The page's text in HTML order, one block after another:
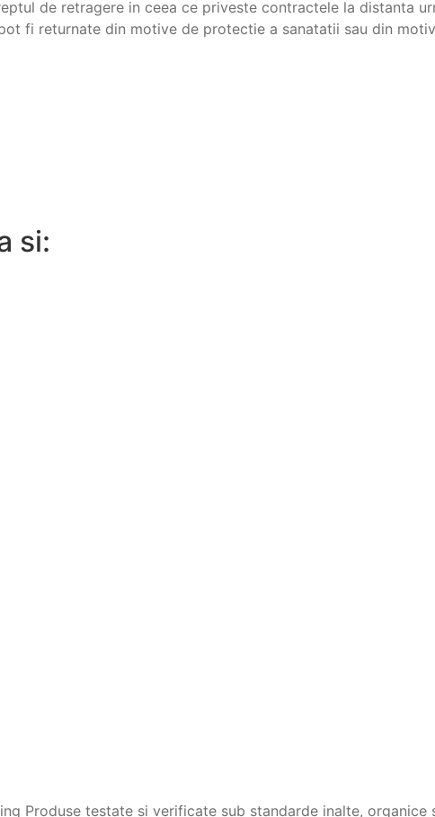
de retragere in ceea ce priveste contractele la distanta
fi returnate din motive de protectie a sanatatii sau din
si:
Produse testate si verificate sub standarde inalte, organice